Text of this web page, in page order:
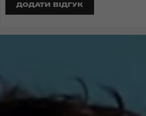
ДОДАТИ ВІДГУК